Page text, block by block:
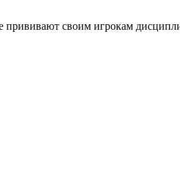
прививают своим игрокам